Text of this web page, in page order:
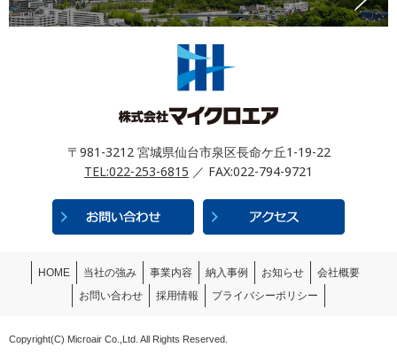
〒981-3212 宮城県仙台市泉区長命ケ丘1-19-22
TEL:022-253-6815 ／ FAX:022-794-9721
HOME 当社の強み 事業内容 納入事例 お知らせ
会社概要
お問い合わせ
採用情報 プライバシーポリシー
Copyright(C) Microair Co.,Ltd. All Rights Reserved.